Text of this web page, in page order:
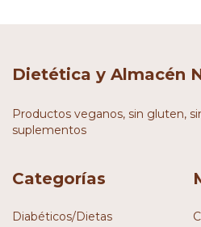
Dietética y Almacén
Productos veganos, sin gluten,
suplementos
Categorías
Diabéticos/Dietas